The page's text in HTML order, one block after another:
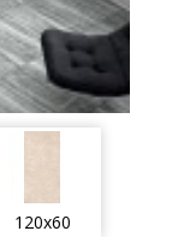
120x60